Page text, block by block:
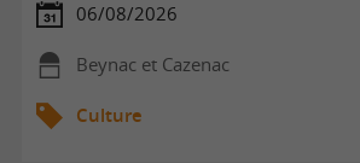
06/08/2026
Beynac et Cazenac
Culture